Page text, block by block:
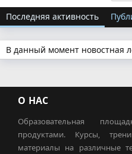
Последняя активность
В данный момент новостная
О НАС
Образовательная
продуктами. Курсы,
материалы на различные